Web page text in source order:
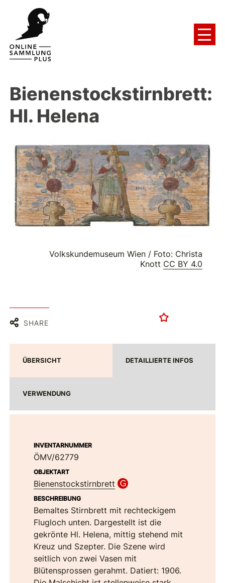
Bienenstockstirnbrett:
Hl. Helena
Volkskundemuseum Wien / Foto: Christa
Knott CC BY 4.0
SHARE
ÜBERSICHT DETAILLIERTE INFOS
VERWENDUNG
INVENTARNUMMER
ÖMV/62779
OBJEKTART
Bienenstockstirnbrett
BESCHREIBUNG
Bemaltes Stirnbrett mit rechteckigem
Flugloch unten. Dargestellt ist die
gekrönte Hl. Helena, mittig stehend mit
Kreuz und Szepter. Die Szene wird
seitlich von zwei Vasen mit
Blütensprossen gerahmt. Datiert: 1906.